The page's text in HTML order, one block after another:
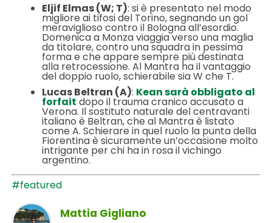
Eljif Elmas (W; T): si è presentato nel modo
migliore ai tifosi del Torino, segnando un gol
meraviglioso contro il Bologna all’esordio.
Domenica a Monza viaggia verso una maglia
da titolare, contro una squadra in pessima
forma e che appare sempre più destinata
alla retrocessione. Al Mantra ha il vantaggio
del doppio ruolo, schierabile sia W che T.
Lucas Beltran (A): Kean sarà obbligato al
forfait dopo il trauma cranico accusato a
Verona. Il sostituto naturale del centravanti
italiano è Beltran, che al Mantra è listato
come A. Schierare in quel ruolo la punta della
Fiorentina è sicuramente un’occasione molto
intrigante per chi ha in rosa il vichingo
argentino.
#featured
Mattia Gigliano